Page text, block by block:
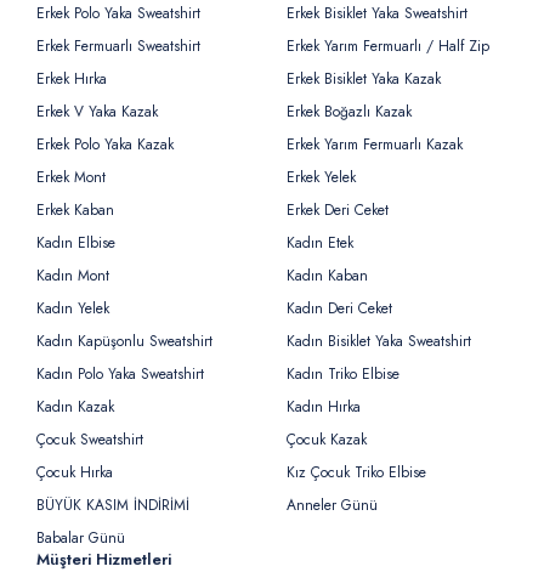
Erkek Polo Yaka Sweatshirt
Erkek Bisiklet Yaka Sweatshirt
Erkek Fermuarlı Sweatshirt
Erkek Yarım Fermuarlı / Half Zip
Erkek Hırka
Erkek Bisiklet Yaka Kazak
Erkek V Yaka Kazak
Erkek Boğazlı Kazak
Erkek Polo Yaka Kazak
Erkek Yarım Fermuarlı Kazak
Erkek Mont
Erkek Yelek
Erkek Kaban
Erkek Deri Ceket
Kadın Elbise
Kadın Etek
Kadın Mont
Kadın Kaban
Kadın Yelek
Kadın Deri Ceket
Kadın Kapüşonlu Sweatshirt
Kadın Bisiklet Yaka Sweatshirt
Kadın Polo Yaka Sweatshirt
Kadın Triko Elbise
Kadın Kazak
Kadın Hırka
Çocuk Sweatshirt
Çocuk Kazak
Çocuk Hırka
Kız Çocuk Triko Elbise
BÜYÜK KASIM İNDİRİMİ
Anneler Günü
Babalar Günü
Müşteri Hizmetleri